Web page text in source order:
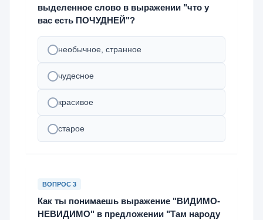
выделенное слово в выражении "что у
вас есть ПОЧУДНЕЙ"?
необычное, странное
чудесное
красивое
старое
ВОПРОС 3
Как ты понимаешь выражение "ВИДИМО-
НЕВИДИМО" в предложении "Там народу